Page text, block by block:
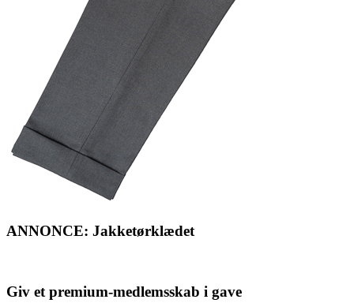
ANNONCE: Jakketørklædet
Giv et premium-medlemsskab i gave